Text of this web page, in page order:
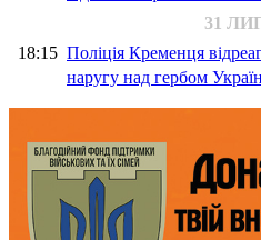
31
18:15 Поліція Кременця
наругу над гербом